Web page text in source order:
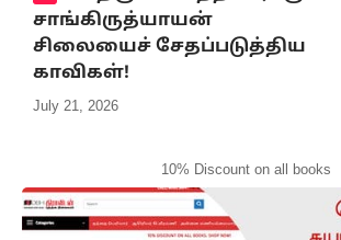
சாங்கிருத்யாயன்
சிலையைச் சேதப்படுத்திய
காவிகள்!
July 21, 2026
10% Discount on all books